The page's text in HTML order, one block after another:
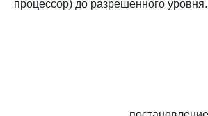
процессор) до разрешенного уровня.